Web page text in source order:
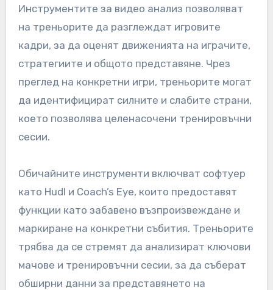
Инструментите за видео анализ позволяват
на треньорите да разглеждат игровите
кадри, за да оценят движенията на играчите,
стратегиите и общото представяне. Чрез
преглед на конкретни игри, треньорите могат
да идентифицират силните и слабите страни,
което позволява целенасочени тренировъчни
сесии.
Обичайните инструменти включват софтуер
като Hudl и Coach’s Eye, които предоставят
функции като забавено възпроизвеждане и
маркиране на конкретни събития. Треньорите
трябва да се стремят да анализират ключови
мачове и тренировъчни сесии, за да съберат
обширни данни за представянето на